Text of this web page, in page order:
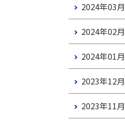
2024年03
2024年02
2024年01
2023年12
2023年11